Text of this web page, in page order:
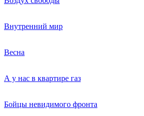
Внутренний мир
Весна
А у нас в квартире газ
Бойцы невидимого фронта